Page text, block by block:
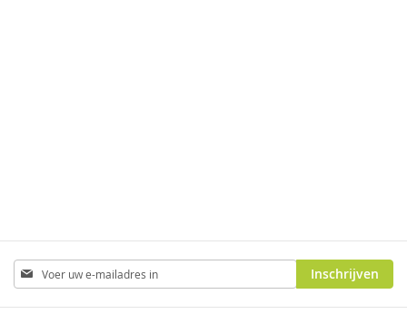
Abonneer
u
op
Inschrijven